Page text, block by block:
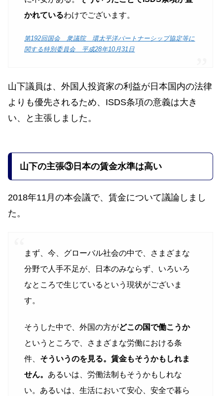
かれているわけでございます。
第192回国会 衆議院 環太平洋パートナーシップ協定等に
関する特別委員会 平成28年10月31日
山下議員は、外国人投資家の利益が日本国内の法律
よりも優先されるため、ISDS条項の意義は大き
い、と主張しました。
山下の主張③日本の賃金水準は高い
2018年11月の本会議で、賃金について議論しまし
た。
まず、今、グローバル社会の中で、さまざまな
分野で人手不足が、日本のみならず、いろいろ
なところで生じているという現状がございま
す。
そうした中で、外国の方がどこの国で働こうか
というところで、さまざまな労働における条
件、 そういうのを見る。賃金もそうかもしれま
せん。 あるいは、労働法制もそうかもしれな
い。あるいは、生活において安心、安全で暮ら